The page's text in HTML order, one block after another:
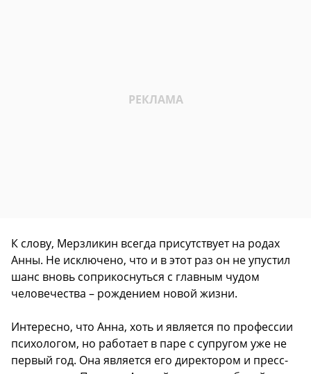
К слову, Мерзликин всегда присутствует на родах
Анны. Не исключено, что и в этот раз он не упустил
шанс вновь соприкоснуться с главным чудом
человечества – рождением новой жизни.
Интересно, что Анна, хоть и является по профессии
психологом, но работает в паре с супругом уже не
первый год. Она является его директором и пресс-